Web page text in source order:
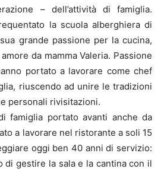
– dell’attività di famiglia.
la scuola alberghiera di
grande passione per la cucina,
da mamma Valeria. Passione
portato a lavorare come chef
riuscendo ad unire le tradizioni
personali rivisitazioni.
famiglia portato avanti anche da
a lavorare nel ristorante a soli 15
oggi ben 40 anni di servizio:
di gestire la sala e la cantina con il